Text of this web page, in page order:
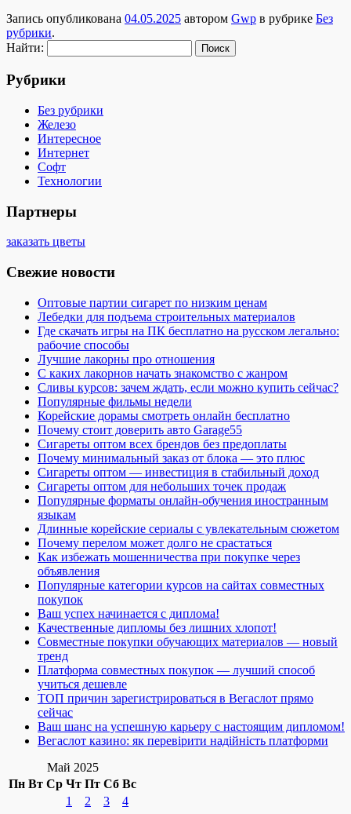
Запись опубликована 04.05.2025 автором Gwp в рубрике Без
рубрики.
Найти:
Рубрики
Без рубрики
Железо
Интересное
Интернет
Софт
Технологии
Партнеры
заказать цветы
Свежие новости
Оптовые партии сигарет по низким ценам
Лебедки для подъема строительных материалов
Где скачать игры на ПК бесплатно на русском легально:
рабочие способы
Лучшие лакорны про отношения
С каких лакорнов начать знакомство с жанром
Сливы курсов: зачем ждать, если можно купить сейчас?
Популярные фильмы недели
Корейские дорамы смотреть онлайн бесплатно
Почему стоит доверить авто Garage55
Сигареты оптом всех брендов без предоплаты
Почему минимальный заказ от блока — это плюс
Сигареты оптом — инвестиция в стабильный доход
Сигареты оптом для небольших точек продаж
Популярные форматы онлайн-обучения иностранным
языкам
Длинные корейские сериалы с увлекательным сюжетом
Почему перелом может долго не срастаться
Как избежать мошенничества при покупке через
объявления
Популярные категории курсов на сайтах совместных
покупок
Ваш успех начинается с диплома!
Качественные дипломы без лишних хлопот!
Совместные покупки обучающих материалов — новый
тренд
Платформа совместных покупок — лучший способ
учиться дешевле
ТОП причин зарегистрироваться в Вегаслот прямо
сейчас
Ваш шанс на успешную карьеру с настоящим дипломом!
Вегаслот казино: як перевірити надійність платформи
Май 2025
Пн Вт Ср Чт Пт Сб Вс
1
2 3
4